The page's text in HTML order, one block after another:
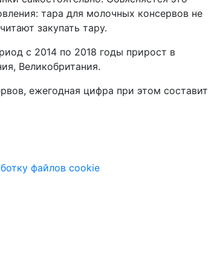
тара для молочных консервов не
закупать тару.
с 2014 по 2018 годы прирост в
Великобритания.
ежегодная цифра при этом составит
файлов cookie